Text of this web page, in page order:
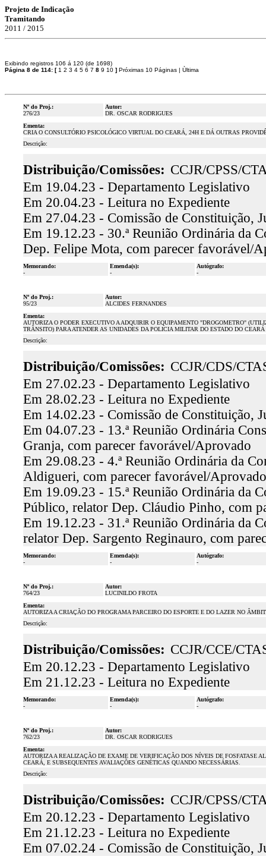
Projeto de Indicação
Tramitando
2011 / 2015
Exibindo registros 106 á 120 (de 1698)
Página 8 de 114: [ 1 2 3 4 5 6 7 8 9 10 ] Próximas 10 Páginas | Ùltima
Nº do Proj.:
276/23
Autor:
DR. OSCAR RODRIGUES
Ementa:
CRIA O CONSULTÓRIO PSICOLÓGICO VIRTUAL DO CEARÁ, 24H E DÁ OUTRAS
Descrição:
Distribuição/Comissões: CCJR/CPSS/
Em 19.04.23 - Departamento Legislativo
Em 20.04.23 - Leitura no Expediente
Em 27.04.23 - Comissão de Constituição,
Em 19.12.23 - 30.ª Reunião Ordinária da
Dep. Felipe Mota, com parecer favorável/
Memorando:
-
Emenda(s):
-
Autógrafo:
-
Nº do Proj.:
95/23
Autor:
ALCIDES FERNANDES
Ementa:
AUTORIZA O PODER EXECUTIVO A ADQUIRIR O EQUIPAMENTO "DROGOMETRO"
TRÂNSITO) PARA ATENDER AS UNIDADES DA POLICIA MILITAR DO ESTADO DO
Descrição:
Distribuição/Comissões: CCJR/CDS/
Em 27.02.23 - Departamento Legislativo
Em 28.02.23 - Leitura no Expediente
Em 14.02.23 - Comissão de Constituição,
Em 04.07.23 - 13.ª Reunião Ordinária
Granja, com parecer favorável/Aprovado
Em 29.08.23 - 4.ª Reunião Ordinária da
Aldigueri, com parecer favorável/Aprovado
Em 19.09.23 - 15.ª Reunião Ordinária da
Público, relator Dep. Cláudio Pinho, com
Em 19.12.23 - 31.ª Reunião Ordinária da
relator Dep. Sargento Reginauro, com
Memorando:
-
Emenda(s):
-
Autógrafo:
-
Nº do Proj.:
764/23
Autor:
LUCINILDO FROTA
Ementa:
AUTORIZA A CRIAÇÃO DO PROGRAMA PARCEIRO DO ESPORTE E DO LAZER NO
Descrição:
Distribuição/Comissões: CCJR/CCE/
Em 20.12.23 - Departamento Legislativo
Em 21.12.23 - Leitura no Expediente
Memorando:
-
Emenda(s):
-
Autógrafo:
-
Nº do Proj.:
762/23
Autor:
DR. OSCAR RODRIGUES
Ementa:
AUTORIZA A REALIZAÇÃO DE EXAME DE VERIFICAÇÃO DOS NÍVEIS DE FOSFATASE
CEARÁ, E SUBSEQUENTES AVALIAÇÕES GENÉTICAS QUANDO NECESSÁRIAS.
Descrição:
Distribuição/Comissões: CCJR/CPSS/
Em 20.12.23 - Departamento Legislativo
Em 21.12.23 - Leitura no Expediente
Em 07.02.24 - Comissão de Constituição,